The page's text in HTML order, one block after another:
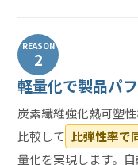
REASON
2
軽量化で製品パ
炭素繊維強化熱可塑
比較して 比弾性率で
量化を実現します。